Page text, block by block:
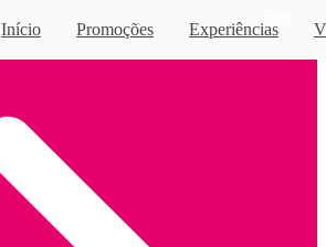
Início Promoções Experiências